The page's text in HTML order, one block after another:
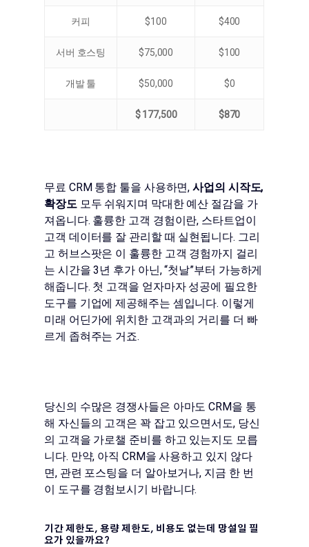
커피 $100 $400
서버 호스팅 $75,000 $100
개발 툴 $50,000 $0
$ 177,500 $870
무료 CRM 통합 툴을 사용하면,사업의 시작도,
확장도모두 쉬워지며 막대한 예산 절감을 가
져옵니다. 훌륭한 고객 경험이란, 스타트업이
고객 데이터를 잘 관리할 때 실현됩니다. 그리
고 허브스팟은 이 훌륭한 고객 경험까지 걸리
는 시간을 3년 후가 아닌, “첫날”부터 가능하게
해줍니다. 첫 고객을 얻자마자 성공에 필요한
도구를 기업에 제공해주는 셈입니다. 이렇게
미래 어딘가에 위치한 고객과의 거리를 더 빠
르게 좁혀주는 거죠.
당신의 수많은 경쟁사들은 아마도 CRM을 통
해 자신들의 고객은 꽉 잡고 있으면서도, 당신
의 고객을 가로챌 준비를 하고 있는지도 모릅
니다. 만약, 아직 CRM을 사용하고 있지 않다
면, 관련 포스팅을 더 알아보거나, 지금 한 번
이 도구를 경험보시기 바랍니다.
기간 제한도, 용량 제한도, 비용도 없는데 망설일 필
요가 있을까요?